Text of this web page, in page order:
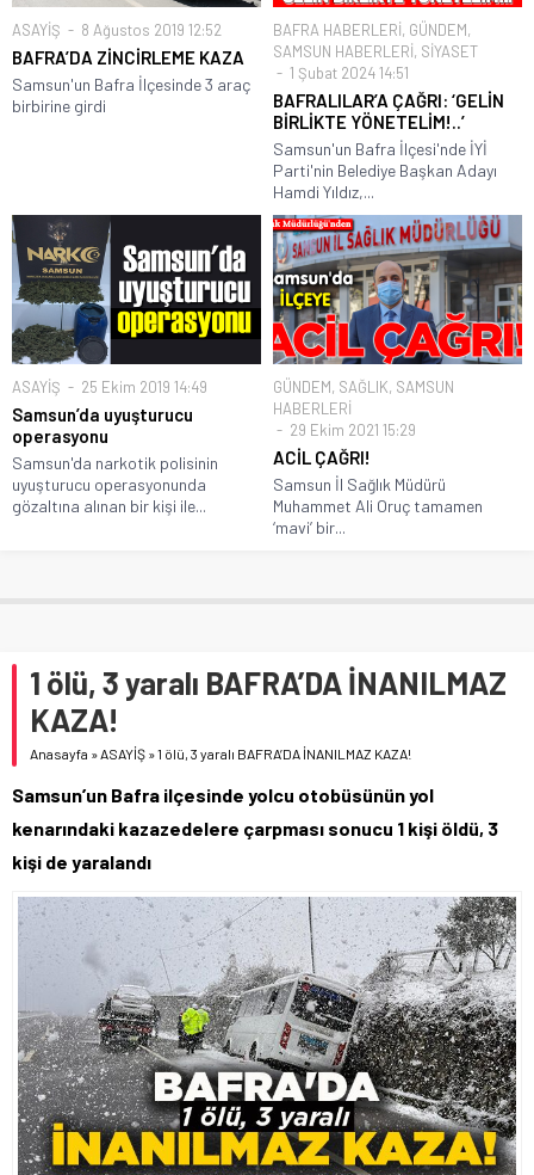
ASAYİŞ 8 Ağustos 2019 12:52
BAFRA’DA ZİNCİRLEME KAZA
Samsun'un Bafra İlçesinde 3 araç
birbirine girdi
BAFRA HABERLERİ, GÜNDEM,
SAMSUN HABERLERİ, SİYASET
1 Şubat 2024 14:51
BAFRALILAR’A ÇAĞRI: ‘GELİN
BİRLİKTE YÖNETELİM!..’
Samsun'un Bafra İlçesi'nde İYİ
Parti'nin Belediye Başkan Adayı
Hamdi Yıldız,...
ASAYİŞ 25 Ekim 2019 14:49
Samsun’da uyuşturucu
operasyonu
Samsun'da narkotik polisinin
uyuşturucu operasyonunda
gözaltına alınan bir kişi ile...
GÜNDEM, SAĞLIK, SAMSUN
HABERLERİ
29 Ekim 2021 15:29
ACİL ÇAĞRI!
Samsun İl Sağlık Müdürü
Muhammet Ali Oruç tamamen
‘mavi’ bir...
1 ölü, 3 yaralı BAFRA’DA İNANILMAZ
KAZA!
Anasayfa »ASAYİŞ »1 ölü, 3 yaralı BAFRA’DA İNANILMAZ KAZA!
Samsun’un Bafra ilçesinde yolcu otobüsünün yol
kenarındaki kazazedelere çarpması sonucu 1 kişi öldü, 3
kişi de yaralandı